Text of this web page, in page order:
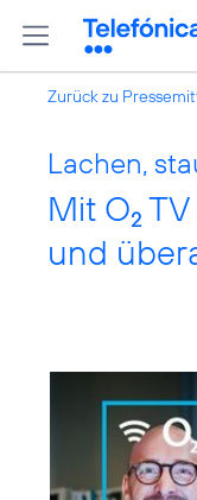
Zurück zu
Lachen,
Mit O2
und